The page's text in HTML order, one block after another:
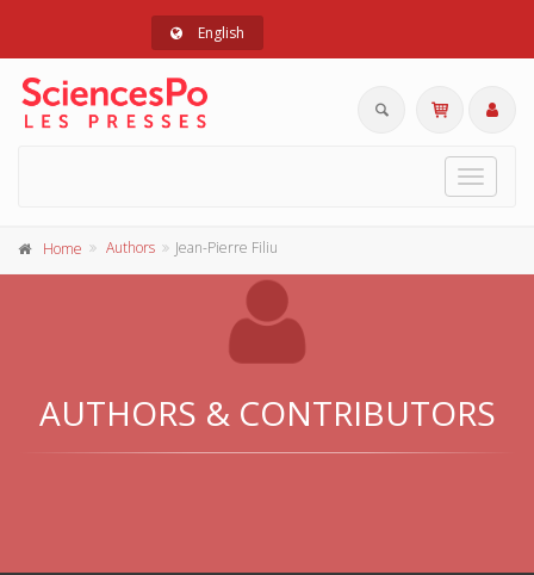
English
Toggle
Home Authors Jean-Pierre Filiu
AUTHORS & CONTRIBUTORS